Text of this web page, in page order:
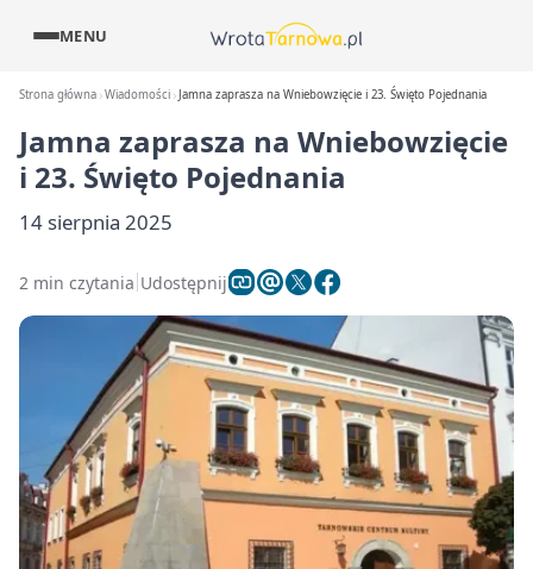
MENU
Strona główna Wiadomości Jamna zaprasza na Wniebowzięcie i 23. Święto Pojednania
Jamna zaprasza na Wniebowzięcie
i 23. Święto Pojednania
14 sierpnia 2025
2 min czytania Udostępnij